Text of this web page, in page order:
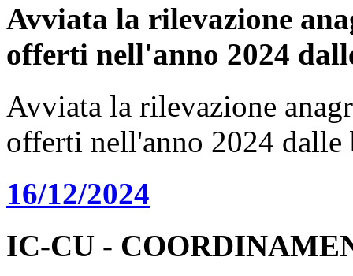
Avviata la rilevazione
offerti nell'anno 2024
Avviata la rilevazione
offerti nell'anno 2024 dalle
16/12/2024
IC-CU -